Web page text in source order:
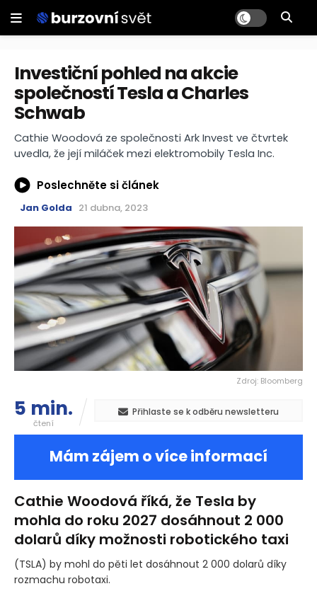
Investiční pohled na akcie
společností Tesla a Charles
Schwab
Cathie Woodová ze společnosti Ark Invest ve čtvrtek
uvedla, že její miláček mezi elektromobily Tesla Inc.
Poslechněte si článek
Jan Golda 21 dubna, 2023
Zdroj: Bloomberg
5 min.
čtení
Přihlaste se k odběru newsletteru
Mám zájem o více informací
Cathie Woodová říká, že Tesla by
mohla do roku 2027 dosáhnout 2 000
dolarů díky možnosti robotického taxi
(TSLA) by mohl do pěti let dosáhnout 2 000 dolarů díky
rozmachu robotaxi.